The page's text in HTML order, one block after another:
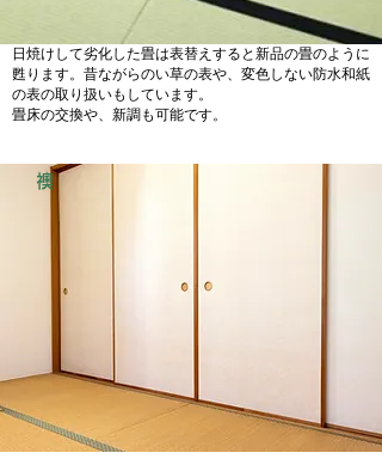
襖
日焼けして劣化した畳は表替えすると新品の畳のように
甦ります。昔ながらのい草の表や、変色しない防水和紙
の表の取り扱いもしています。
畳床の交換や、新調も可能です。